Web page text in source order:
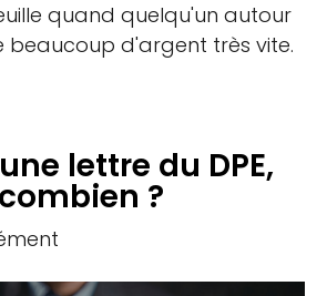
quand quelqu'un autour
beaucoup d'argent très vite.
lettre du DPE,
?